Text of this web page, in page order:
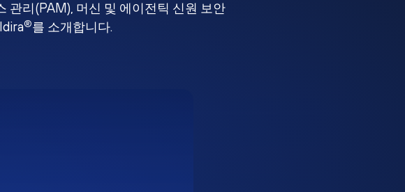
관리(PAM), 머신 및 에이전틱 신원 보안
®를 소개합니다.